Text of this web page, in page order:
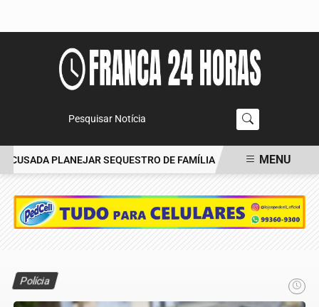
Pesquisar Notícia
PLANEJAR SEQUESTRO DE FAMÍLIA CARRO BATE EM
MENU
Polícia